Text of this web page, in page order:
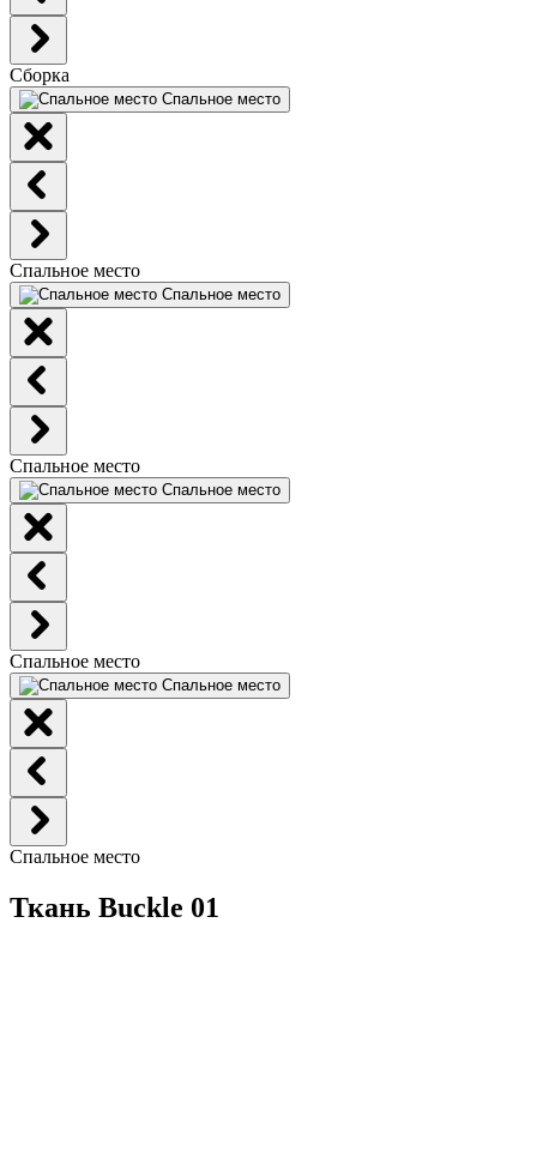
Сборка
Спальное место
Спальное место
Спальное место
Спальное место
Спальное место
Спальное место
Спальное место
Спальное место
Ткань Buckle 01